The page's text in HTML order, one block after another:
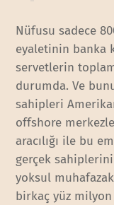
Nüfusu sadece
eyaletinin banka
servetlerin
durumda. Ve
sahipleri
offshore
aracılığı ile bu
gerçek
yoksul
birkaç yüz milyon